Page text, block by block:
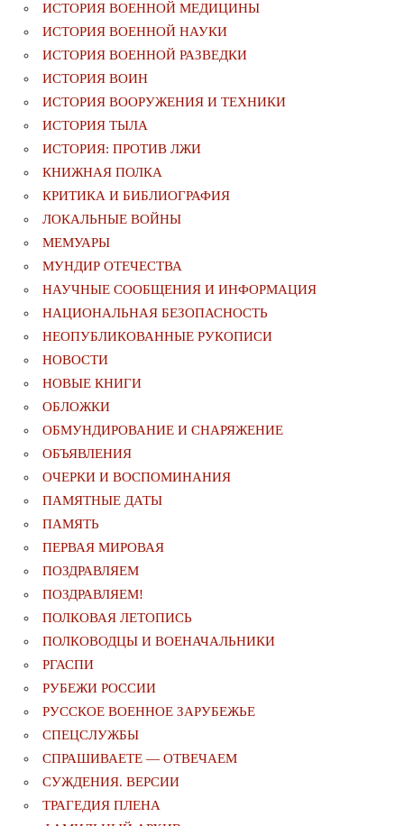
ИСТОРИЯ ВОЕННОЙ МЕДИЦИНЫ
ИСТОРИЯ ВОЕННОЙ НАУКИ
ИСТОРИЯ ВОЕННОЙ РАЗВЕДКИ
ИСТОРИЯ ВОИН
ИСТОРИЯ ВООРУЖЕНИЯ И ТЕХНИКИ
ИСТОРИЯ ТЫЛА
ИСТОРИЯ: ПРОТИВ ЛЖИ
КНИЖНАЯ ПОЛКА
КРИТИКА И БИБЛИОГРАФИЯ
ЛОКАЛЬНЫЕ ВОЙНЫ
МЕМУАРЫ
МУНДИР ОТЕЧЕСТВА
НАУЧНЫЕ СООБЩЕНИЯ И ИНФОРМАЦИЯ
НАЦИОНАЛЬНАЯ БЕЗОПАСНОСТЬ
НЕОПУБЛИКОВАННЫЕ РУКОПИСИ
НОВОСТИ
НОВЫЕ КНИГИ
ОБЛОЖКИ
ОБМУНДИРОВАНИЕ И СНАРЯЖЕНИЕ
ОБЪЯВЛЕНИЯ
ОЧЕРКИ И ВОСПОМИНАНИЯ
ПАМЯТНЫЕ ДАТЫ
ПАМЯТЬ
ПЕРВАЯ МИРОВАЯ
ПОЗДРАВЛЯЕМ
ПОЗДРАВЛЯЕМ!
ПОЛКОВАЯ ЛЕТОПИСЬ
ПОЛКОВОДЦЫ И ВОЕНАЧАЛЬНИКИ
РГАСПИ
РУБЕЖИ РОССИИ
РУССКОЕ ВОЕННОЕ ЗАРУБЕЖЬЕ
СПЕЦСЛУЖБЫ
СПРАШИВАЕТЕ — ОТВЕЧАЕМ
СУЖДЕНИЯ. ВЕРСИИ
ТРАГЕДИЯ ПЛЕНА